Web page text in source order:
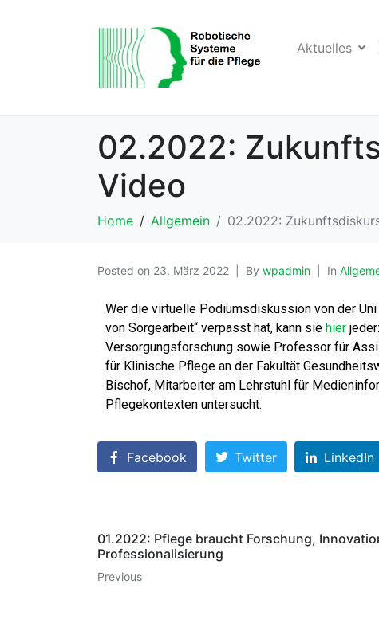
Aktuelles
02.2022:
Video
Home Allgemein 02.2022:
Posted on 23. März 2022 By wpadmin In
Wer die virtuelle Podiumsdiskussion von der
von Sorgearbeit“ verpasst hat, kann sie hier
Versorgungsforschung sowie Professor für
für Klinische Pflege an der Fakultät
Bischof, Mitarbeiter am Lehrstuhl für
Pflegekontexten untersucht.
Facebook Twitter LinkedIn
01.2022: Pflege braucht Forschung,
Professionalisierung
Previous